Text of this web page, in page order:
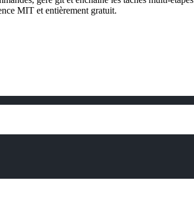
MIT et entièrement gratuit.